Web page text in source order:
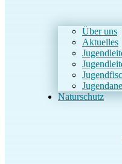
Über uns
Aktuelles
Naturschutz